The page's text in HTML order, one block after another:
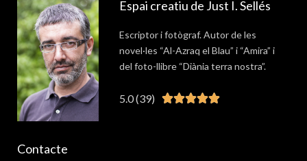
Espai creatiu de Just I. Sellés
Escriptor i fotògraf. Autor de les
novel·les “Al-Azraq el Blau” i “Amira” i
del foto-llibre “Diània terra nostra”.
5.0 (39) Valorat
Contacte